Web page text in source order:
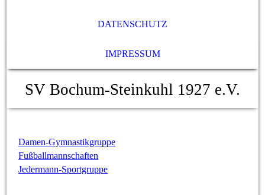
DATENSCHUTZ
IMPRESSUM
SV Bochum-Steinkuhl 1927 e.V.
Damen-Gymnastikgruppe
Fußballmannschaften
Jedermann-Sportgruppe